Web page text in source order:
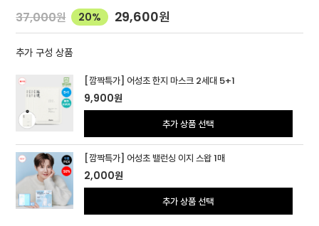
37,000원 20% 29,600원
추가 구성 상품
[깜짝특가] 어성초 한지 마스크 2세대 5+1
9,900원
추가 상품 선택
[깜짝특가] 어성초 밸런싱 이지 스왑 1매
2,000원
추가 상품 선택